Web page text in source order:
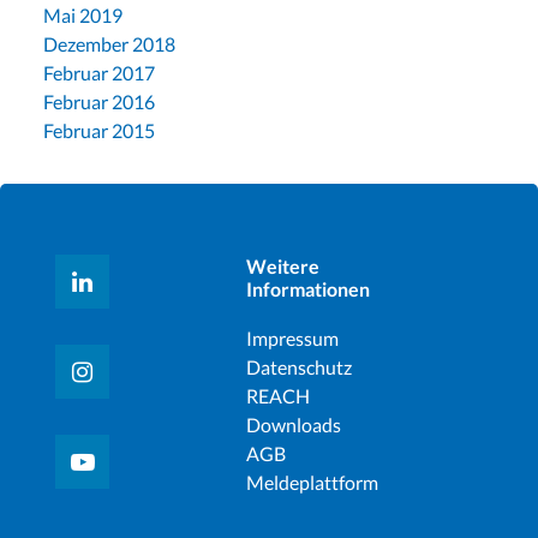
Mai 2019
Dezember 2018
Februar 2017
Februar 2016
Februar 2015
Weitere
Informationen
Impressum
Datenschutz
REACH
Downloads
AGB
Meldeplattform